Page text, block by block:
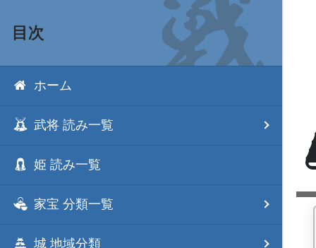
目次
ホーム
武将 読み一覧
姫 読み一覧
家宝 分類一覧
城 地域分類